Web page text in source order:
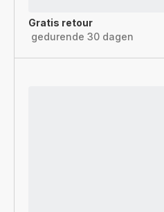
Gratis retour
gedurende 30 dagen